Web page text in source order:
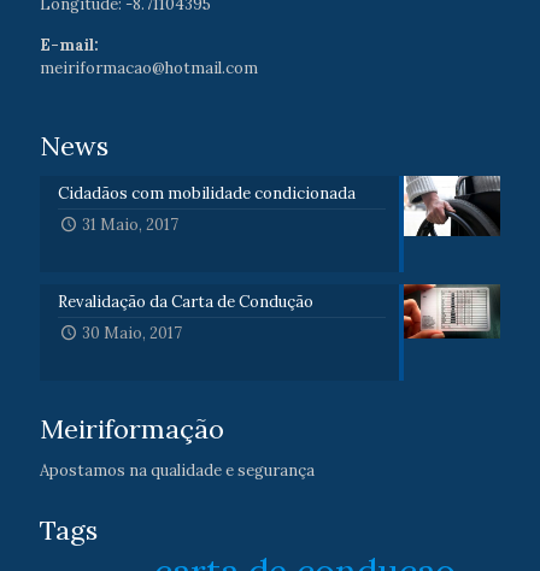
Longitude: -8.71104395
E-mail:
meiriformacao@hotmail.com
News
Cidadãos com mobilidade condicionada
31 Maio, 2017
Revalidação da Carta de Condução
30 Maio, 2017
Meiriformação
Apostamos na qualidade e segurança
Tags